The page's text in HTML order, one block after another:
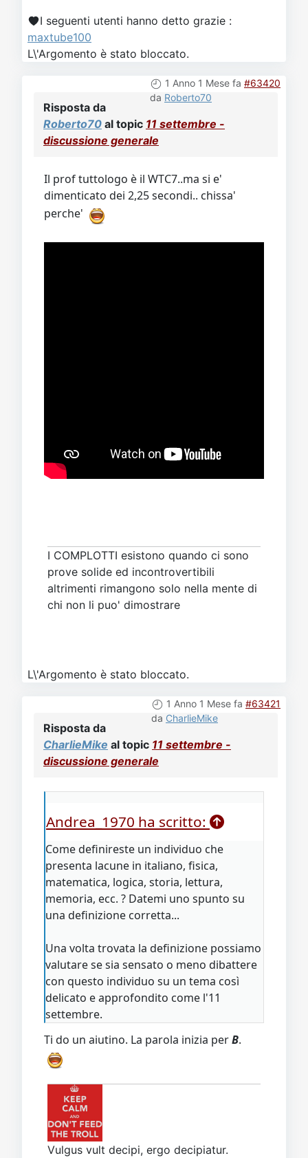
I seguenti utenti hanno detto grazie :
maxtube100
L\'Argomento è stato bloccato.
1 Anno 1 Mese fa #63420
da Roberto70
Risposta da
Roberto70 al topic 11 settembre -
discussione generale
Il prof tuttologo è il WTC7..ma si e'
dimenticato dei 2,25 secondi.. chissa'
perche'
I COMPLOTTI esistono quando ci sono
prove solide ed incontrovertibili
altrimenti rimangono solo nella mente di
chi non li puo' dimostrare
L\'Argomento è stato bloccato.
1 Anno 1 Mese fa #63421
da CharlieMike
Risposta da
CharlieMike al topic 11 settembre -
discussione generale
Andrea_1970 ha scritto:
Come definireste un individuo che
presenta lacune in italiano, fisica,
matematica, logica, storia, lettura,
memoria, ecc. ? Datemi uno spunto su
una definizione corretta...
Una volta trovata la definizione possiamo
valutare se sia sensato o meno dibattere
con questo individuo su un tema così
delicato e approfondito come l'11
settembre.
Ti do un aiutino. La parola inizia perB.
Vulgus vult decipi, ergo decipiatur.